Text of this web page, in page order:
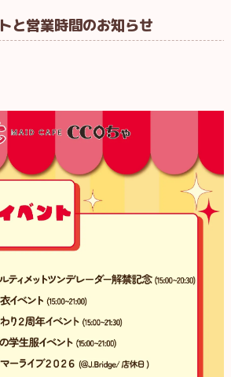
と営業時間のお知らせ